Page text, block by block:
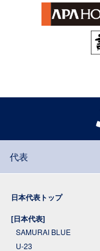
代表
日本代表トップ
[日本代表]
SAMURAI BLUE
U-23